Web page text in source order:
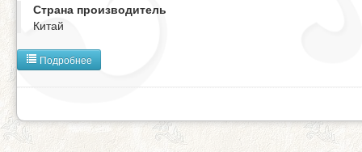
Страна производитель
Китай
Подробнее